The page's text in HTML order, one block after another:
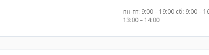
пн-пт: 9:00 – 19:00 сб: 9:00 –
13:00 – 14:00